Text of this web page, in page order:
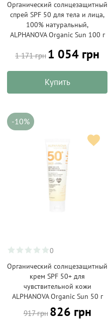
Органический солнцезащитный
спрей SPF 50 для тела и лица,
100% натуральный,
ALPHANOVA Organic Sun 100 г
1 171 грн 1 054 грн
Купить
-10%
0
Органический солнцезащитный
крем SPF 50+ для
чувствительной кожи
ALPHANOVA Organic Sun 50 г
917 грн 826 грн